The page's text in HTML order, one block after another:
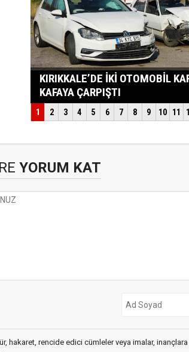
YORUM KAT
hakaret, rencide edici cümleler veya imalar, inançlara